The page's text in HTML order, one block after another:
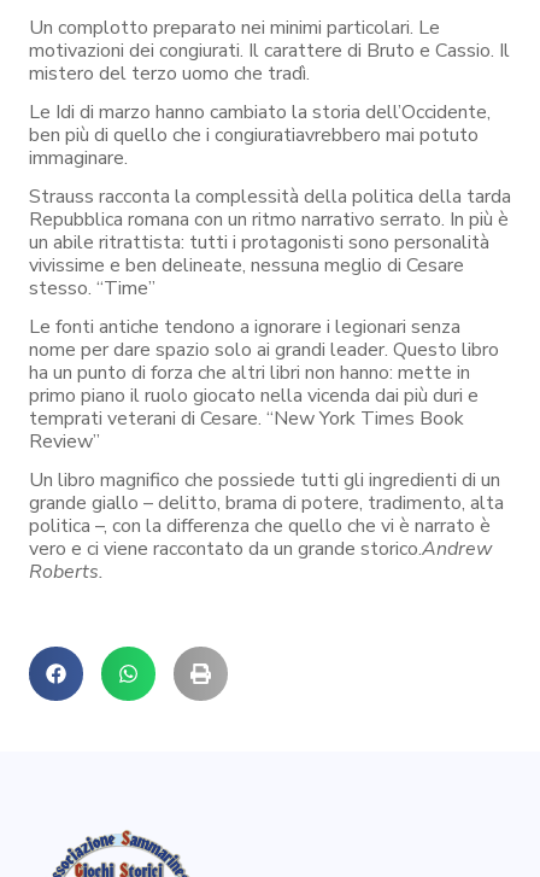
Un complotto preparato nei minimi particolari. Le
motivazioni dei congiurati. Il carattere di Bruto e Cassio. Il
mistero del terzo uomo che tradì.
Le Idi di marzo hanno cambiato la storia dell’Occidente,
ben più di quello che i congiuratiavrebbero mai potuto
immaginare.
Strauss racconta la complessità della politica della tarda
Repubblica romana con un ritmo narrativo serrato. In più è
un abile ritrattista: tutti i protagonisti sono personalità
vivissime e ben delineate, nessuna meglio di Cesare
stesso. “Time”
Le fonti antiche tendono a ignorare i legionari senza
nome per dare spazio solo ai grandi leader. Questo libro
ha un punto di forza che altri libri non hanno: mette in
primo piano il ruolo giocato nella vicenda dai più duri e
temprati veterani di Cesare. “New York Times Book
Review”
Un libro magnifico che possiede tutti gli ingredienti di un
grande giallo – delitto, brama di potere, tradimento, alta
politica –, con la differenza che quello che vi è narrato è
vero e ci viene raccontato da un grande storico.Andrew
Roberts.